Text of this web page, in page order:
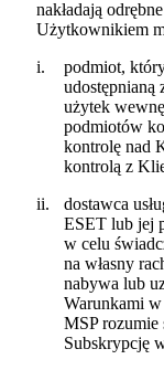
nakładają
Użytkownikiem
i.
podmiot,
udostępnianą
użytek
podmiotów
kontrolę nad
kontrolą z
ii.
dostawca
ESET lub jej
w celu
na własny
nabywa lub
Warunkami
MSP rozumie
Subskrypcję